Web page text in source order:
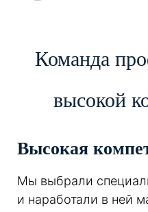
Команда
высокой
Высокая
Мы выбрали
и наработали в ней